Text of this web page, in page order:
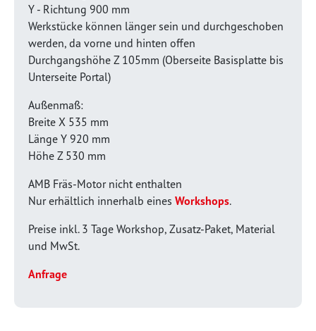
Y - Richtung 900 mm
Werkstücke können länger sein und durchgeschoben
werden, da vorne und hinten offen
Durchgangshöhe Z 105mm (Oberseite Basisplatte bis
Unterseite Portal)
Außenmaß:
Breite X 535 mm
Länge Y 920 mm
Höhe Z 530 mm
AMB Fräs-Motor nicht enthalten
Nur erhältlich innerhalb eines Workshops.
Preise inkl. 3 Tage Workshop, Zusatz-Paket, Material
und MwSt.
Anfrage